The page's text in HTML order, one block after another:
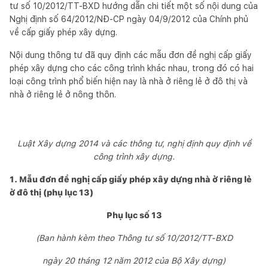
tư số 10/2012/TT-BXD hướng dẫn chi tiết một số nội dung của
Nghị định số 64/2012/NĐ-CP ngày 04/9/2012 của Chính phủ
về cấp giấy phép xây dựng.
Nội dung thông tư đã quy định các mẫu đơn đề nghị cấp giấy
phép xây dựng cho các công trình khác nhau, trong đó có hai
loại công trình phổ biến hiện nay là nhà ở riêng lẻ ở đô thị và
nhà ở riêng lẻ ở nông thôn.
Luật Xây dựng 2014 và các thông tư, nghị định quy định về
công trình xây dựng.
1. Mẫu đơn đề nghị cấp giấy phép xây dựng nhà ở riêng lẻ
ở đô thị (phụ lục 13)
Phụ lục số 13
(Ban hành kèm theo Thông tư số 10/2012/TT-BXD
ngày 20 tháng 12 năm 2012 của Bộ Xây dựng)